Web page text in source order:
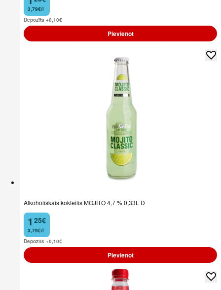
3,79€/l
Depozīts +0,10€
Pievienot
Alkoholiskais kokteilis MOJITO 4,7 % 0,33L D
1
. 25€
3,79€/l
Depozīts +0,10€
Pievienot